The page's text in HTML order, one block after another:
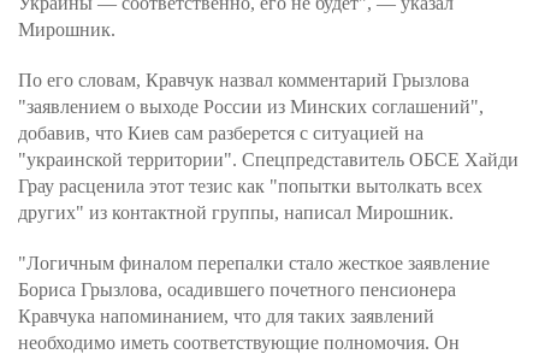
Мирошник.
По его словам, Кравчук назвал комментарий Грызлова
"заявлением о выходе России из Минских соглашений",
добавив, что Киев сам разберется с ситуацией на
"украинской территории". Спецпредставитель ОБСЕ Хайди
Грау расценила этот тезис как "попытки вытолкать всех
других" из контактной группы, написал Мирошник.
"Логичным финалом перепалки стало жесткое заявление
Бориса Грызлова, осадившего почетного пенсионера
Кравчука напоминанием, что для таких заявлений
необходимо иметь соответствующие полномочия. Он